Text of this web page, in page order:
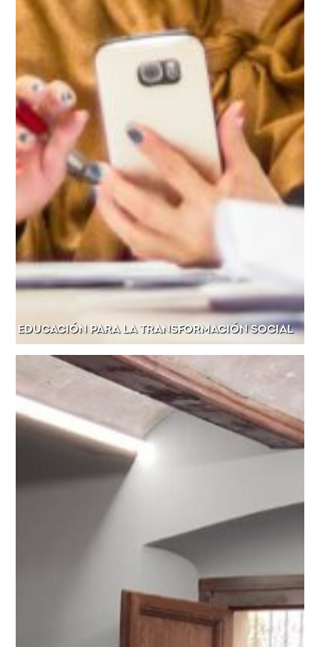
EDUCACIÓN PARA LA TRANSFORMACIÓN SOCIAL